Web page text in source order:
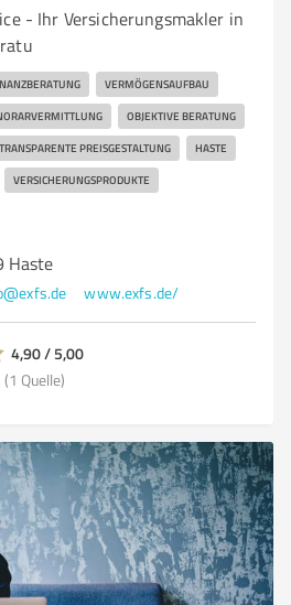
- Ihr Versicherungsmakler in
VERMÖGENSAUFBAU
OBJEKTIVE BERATUNG
TRANSPARENTE PREISGESTALTUNG HASTE
VERSICHERUNGSPRODUKTE
Haste
www.exfs.de/
4,90 / 5,00
(1 Quelle)